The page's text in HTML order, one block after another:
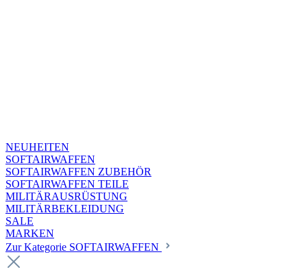
NEUHEITEN
SOFTAIRWAFFEN
SOFTAIRWAFFEN ZUBEHÖR
SOFTAIRWAFFEN TEILE
MILITÄRAUSRÜSTUNG
MILITÄRBEKLEIDUNG
SALE
MARKEN
Zur Kategorie SOFTAIRWAFFEN